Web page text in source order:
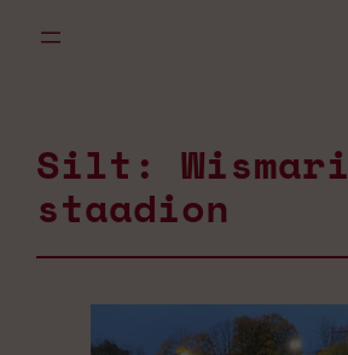
Silt:Wismari
staadion